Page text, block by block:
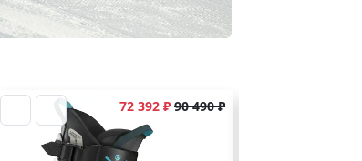
72 392 ₽ 90 490 ₽